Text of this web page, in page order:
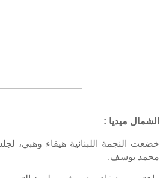
الشمال ميديا :
خضعت النجمة اللبنانية هيفاء وهبي،
محمد يوسف.